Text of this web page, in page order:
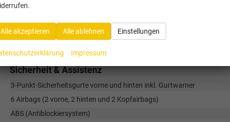
SEAT Driving Profile
SEAT Full Link inkl. Apple CarPlay
Sicherheit & Assistenz
3-Punkt-Sicherheitsgurte vorne und hinten inkl. Gurtwarner
6 Airbags (2 vorne, 2 hinten und 2 Kopfairbags)
ABS (Antiblockiersystem)
Alle akzeptieren Alle ablehnen Einstellungen
Impressum